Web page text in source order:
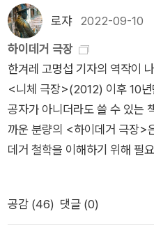
수 있게 되고, 앎에서 완벽하게
, p200 누가 참된 생각을 우연히 말로 표현한다면, 그것은 그자
체로는 물론 참입니다. 그러나
아니고 다만 그것을 인식하는
성'을 통해 완성하는 것이 필요
견되지 않습니다. 요컨대 그(플
거한 바른 견해라는 관점에 이
지각도, 바른 견해도, 이성에
서 진리에 근접하는 경계면은 '
는 음양陰陽이 있으며 삶의 본
재한다고 믿었다. 그리고 그림
로부터 자신을 보호해 주며 영
둠으로써 잡귀를 물리칠 수 있
p16 많은 민화에 담긴 의미가
기록화와 같이 사실에 기반한
새롭게 알게 되었다. 이와 함께
옛 그림에 담긴 조선 양반가의
양반들의 욕망이 투영되었다는
르기까지 서양철학사에서 한 획
장'에서 만날 수 있다. 이는 하
이기도 할 것이다. <하이데거
따라가며 그의 주저들을 설명
간>, 2편에서는 <니체 1> <니
다 깊이 들여다 본다. 낯설게
뒤로 미뤄두고, '존재'와 '현-존
게 살펴보자. '세계-내-존재'라
는 하이데거의 여정은 '세계'
른다. 여기서 먼저 하이데거는
로쟈2022-09-10
하이데거 극장
한겨레 고명섭 기자의 역작이
<니체 극장>(2012) 이후 10년만이다. <니체 극
공자가 아니더라도 쓸 수 있는
까운 분량의 <하이데거 극장>
데거 철학을 이해하기 위해 필
심 문장과 구절들을 책 속에
저자는 아무런 허세도, 정신의
공감 (46) 댓글 (0)